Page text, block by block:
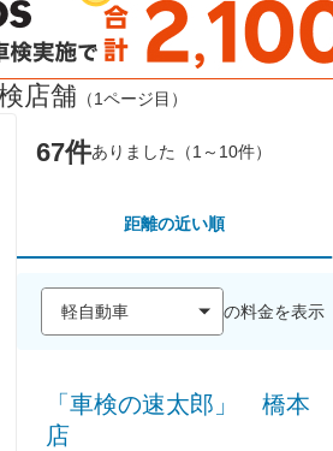
店舗 （1ページ目）
67件ありました（1～10件）
距離の近い順
の料金を表示
「車検の速太郎」 橋本
店